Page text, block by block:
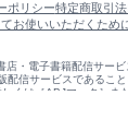
ポリシー特定商取引
お使いいただくため
店・電子書籍配信サー
配信サービスであるこ
くは［ABJマーク］ま